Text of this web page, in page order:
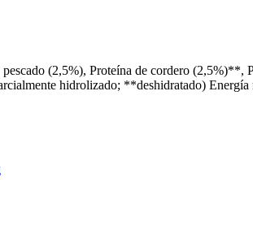
(2,5%), Proteína de cordero (2,5%)**,
hidrolizado; **deshidratado)